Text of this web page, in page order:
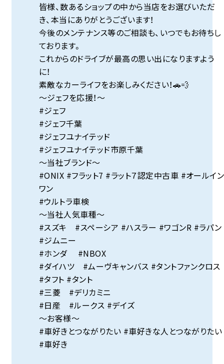
皆様、数あるショップの中から当店をお選びいただ
き、本当にありがとうございます！
今後のメンテナンス等のご相談も、いつでもお待ちし
ております。
これからのドライブが最高の思い出になりますよう
に！
素敵なカーライフをお楽しみください！🚗💨
～ジェフを応援！～
#ジェフ
#ジェフ千葉
#ジェフユナイテッド
#ジェフユナイテッド市原千葉
～当社ブランド～
#ONIX #フラット7 #ラット７認定中古車 #オールイン
ワン
#ウルトラ車検
～当社人気車種～
#スズキ #スペーシア #ハスラー #ワゴンR #ラパン
#ジムニー
#ホンダ #NBOX
#ダイハツ #ムーヴキャンバス #タントファンクロス
#タフト #タント
#三菱 #デリカミニ
#日産 #ルークス #デイズ
～お客様～
#車好きとつながりたい #車好きな人とつながりたい
#車好き